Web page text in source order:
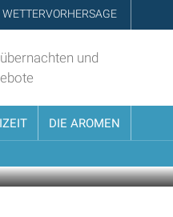
WETTERVORHERSAGE
und
DIE AROMEN